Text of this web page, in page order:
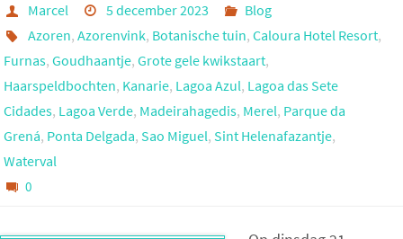
Marcel 5 december 2023
Blog
Azoren, Azorenvink, Botanische tuin, Caloura Hotel Resort,
Furnas, Goudhaantje, Grote gele kwikstaart,
Haarspeldbochten, Kanarie, Lagoa Azul, Lagoa das Sete
Cidades, Lagoa Verde, Madeirahagedis, Merel, Parque da
Grená, Ponta Delgada, Sao Miguel, Sint Helenafazantje,
Waterval
0